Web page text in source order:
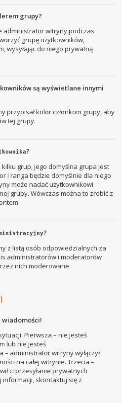
grupy?
administrator witryny podczas
grupę użytkowników,
wysyłając do niego prywatną
są wyświetlane innymi
przypisał kolor członkom grupy, aby
tej grupy.
?
kilku grup, jego domyślna grupa jest
i ranga będzie domyślnie dla niego
może nadać użytkownikowi
grupy. Wówczas można to zrobić z
?
z listą osób odpowiedzialnych za
administratorów i moderatorów
nich moderowane.
wiadomości!
Pierwsza – nie jesteś
lub nie jesteś
administrator witryny wyłączył
na całej witrynie. Trzecia –
ci przesyłanie prywatnych
informacji, skontaktuj się z